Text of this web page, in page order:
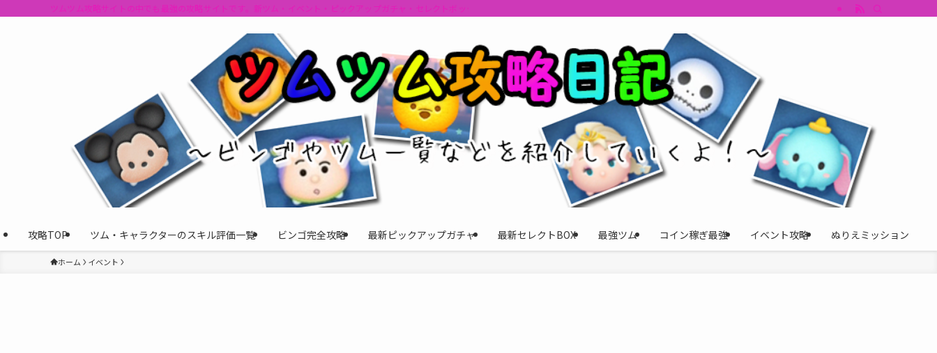
ツムツム攻略サイトの中でも最強の攻略サイトです。新ツム・イベント・ピックアップガチャ・セレクトボックスの情報を最速で提供しビンゴのおすすめツム・キャラ評価も丁寧に解説。ツムツムイベント、ツムツム攻略、ツムツ
攻略TOP ツム・キャラクターのスキル評価一覧 ビンゴ完全攻略 最新ピックアップガチャ 最新セレクトBOX 最強ツム コイン稼ぎ最強 イベント攻略 ぬりえミッション
ホーム イベント